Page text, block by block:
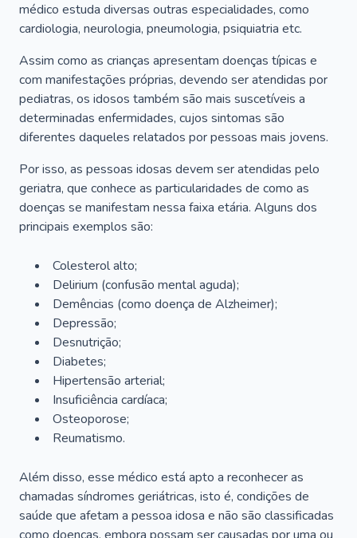
médico estuda diversas outras especialidades, como
cardiologia, neurologia, pneumologia, psiquiatria etc.
Assim como as crianças apresentam doenças típicas e
com manifestações próprias, devendo ser atendidas por
pediatras, os idosos também são mais suscetíveis a
determinadas enfermidades, cujos sintomas são
diferentes daqueles relatados por pessoas mais jovens.
Por isso, as pessoas idosas devem ser atendidas pelo
geriatra, que conhece as particularidades de como as
doenças se manifestam nessa faixa etária. Alguns dos
principais exemplos são:
Colesterol alto;
Delirium (confusão mental aguda);
Demências (como doença de Alzheimer);
Depressão;
Desnutrição;
Diabetes;
Hipertensão arterial;
Insuficiência cardíaca;
Osteoporose;
Reumatismo.
Além disso, esse médico está apto a reconhecer as
chamadas síndromes geriátricas, isto é, condições de
saúde que afetam a pessoa idosa e não são classificadas